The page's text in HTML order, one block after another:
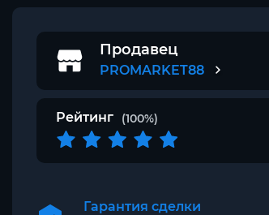
Продавец
PROMARKET88
Рейтинг (100%)
Гарантия сделки